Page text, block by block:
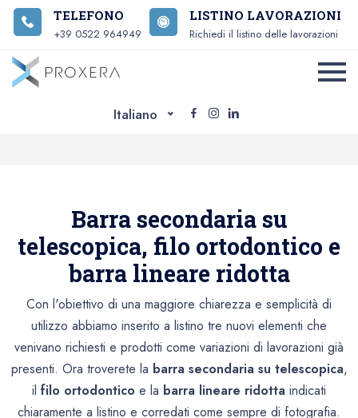
TELEFONO
+39 0522 964949
LISTINO LAVORAZIONI
Richiedi il listino delle lavorazioni
Italiano
Barra secondaria su
telescopica, filo ortodontico e
barra lineare ridotta
Con l'obiettivo di una maggiore chiarezza e semplicità di
utilizzo abbiamo inserito a listino tre nuovi elementi che
venivano richiesti e prodotti come variazioni di lavorazioni già
presenti. Ora troverete la barra secondaria su telescopica,
il filo ortodontico e la barra lineare ridotta indicati
chiaramente a listino e corredati come sempre di fotografia.